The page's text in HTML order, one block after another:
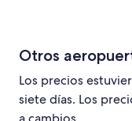
Otros
Los precios
siete días. Los